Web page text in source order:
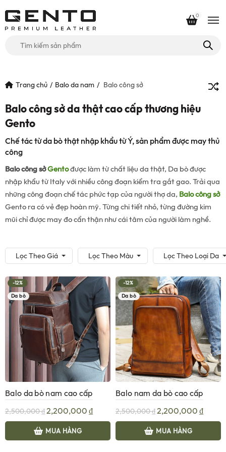
0
Trang chủ Balo da nam Balo công sở
Balo công sở da thật cao cấp thương hiệu
Gento
Chế tác từ da bò thật nhập khẩu từ Ý, sản phẩm được may thủ
công
Balo công sởGentođược làm từ chất liệu da thật, Da bò được
nhập khẩu từ Italy với nhiều công đoạn kiểm tra gắt gao. Trải qua
những công đoạn chế tác phức tạp của người thợ da, Balo công sở
Gento ra có vẻ đẹp hoàn mỹ. Từng chi tiết nhỏ, từng đường kim
mũi chỉ được may đo cẩn thận như cái tâm của người làm nghề.
Lọc Theo Giá Lọc Theo Màu Lọc Theo Loại Da
-12%
Da bò
Balo da bò nam cao cấp
Gento B356
2,500,000₫Giá
gốc
là:
2,500,000 ₫.
2,200,000₫Giá
hiện
là:
MUA HÀNG
-12%
Da bò
Balo nam da bò cao cấp
Gento B357
2,500,000₫Giá
gốc
là:
2,500,000 ₫.
2,200,000₫Giá
hiện
là:
MUA HÀNG